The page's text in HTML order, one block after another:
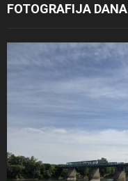
FOTOGRAFIJA DANA